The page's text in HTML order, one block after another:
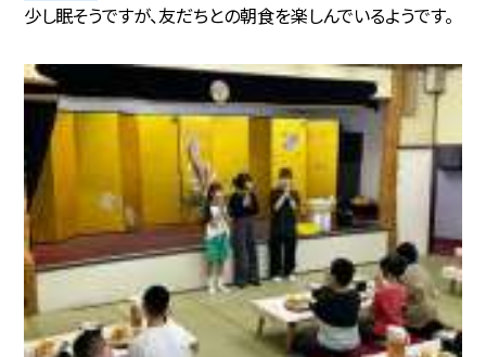
少し眠そうですが、友だちとの朝食を楽しんでいるようです。